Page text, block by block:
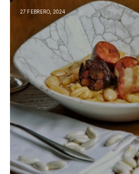
27 FEBRERO, 2024